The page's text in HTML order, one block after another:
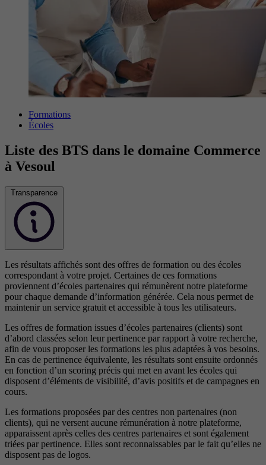
Formations
Écoles
Liste des BTS dans le domaine Commerce
à Vesoul
Transparence
Les résultats affichés sont des offres de formation ou des écoles
correspondant à votre projet. Certaines de ces formations
proviennent d’écoles partenaires qui rémunèrent notre plateforme
pour chaque demande d’information générée. Cela nous permet de
maintenir un service gratuit et accessible à tous les utilisateurs.
Les offres de formation issues d’écoles partenaires (clients) sont
d’abord classées selon leur pertinence par rapport à votre recherche,
afin de vous proposer les formations les plus adaptées à vos besoins.
En cas de pertinence équivalente, les résultats sont ensuite ordonnés
en fonction d’un scoring précis qui met en avant les écoles qui
disposent d’éléments de visibilité, d’avis positifs et de campagnes en
cours.
Les formations proposées par des centres non partenaires (non
clients), qui ne versent aucune rémunération à notre plateforme,
apparaissent après celles des centres partenaires et sont également
triées par pertinence. Elles sont reconnaissables par le fait qu’elles ne
disposent pas de logos.